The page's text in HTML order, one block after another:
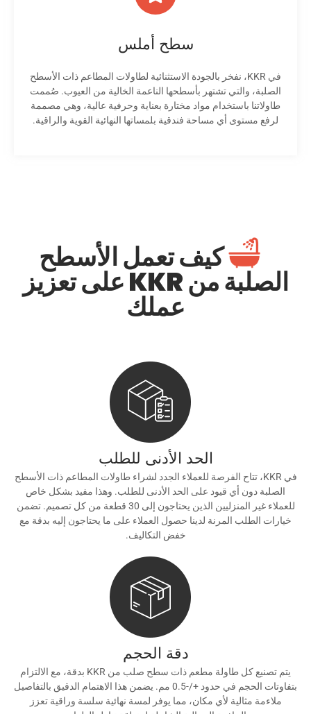
سطح أملس
في KKR، نفخر بالجودة الاستثنائية لطاولات المطاعم ذات الأسطح
الصلبة، والتي تشتهر بأسطحها الناعمة الخالية من العيوب. صُممت
طاولاتنا باستخدام مواد مختارة بعناية وحرفية عالية، وهي مصممة
لرفع مستوى أي مساحة فندقية بلمساتها النهائية القوية والراقية.
كيف تعمل الأسطح
الصلبة من KKR على تعزيز
عملك
الحد الأدنى للطلب
في KKR، تتاح الفرصة للعملاء الجدد لشراء طاولات المطاعم ذات الأسطح
الصلبة دون أي قيود على الحد الأدنى للطلب. وهذا مفيد بشكل خاص
للعملاء غير المنزليين الذين يحتاجون إلى 30 قطعة من كل تصميم. تضمن
خيارات الطلب المرنة لدينا حصول العملاء على ما يحتاجون إليه بدقة مع
خفض التكاليف.
دقة الحجم
يتم تصنيع كل طاولة مطعم ذات سطح صلب من KKR بدقة، مع الالتزام
بتفاوتات الحجم في حدود +/-0.5 مم. يضمن هذا الاهتمام الدقيق بالتفاصيل
ملاءمة مثالية لأي مكان، مما يوفر لمسة نهائية سلسة وراقية تعزز